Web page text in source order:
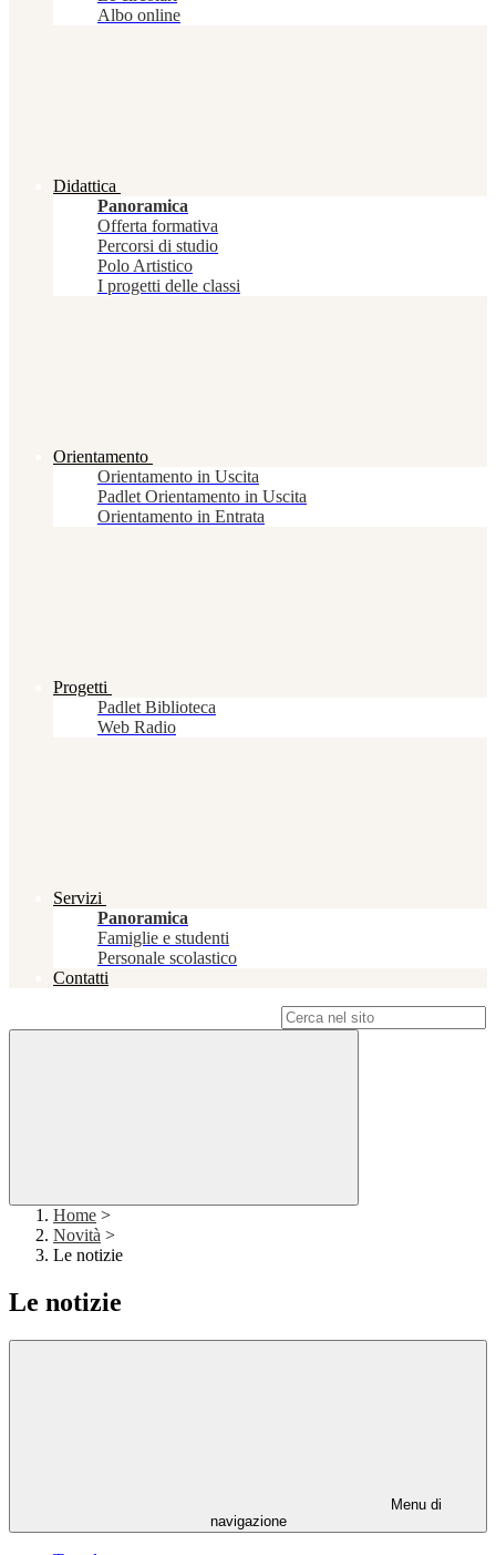
Albo online
Didattica
Panoramica
Offerta formativa
Percorsi di studio
Polo Artistico
I progetti delle classi
Orientamento
Orientamento in Uscita
Padlet Orientamento in Uscita
Orientamento in Entrata
Progetti
Padlet Biblioteca
Web Radio
Servizi
Panoramica
Famiglie e studenti
Personale scolastico
Contatti
Home >
Novità >
Le notizie
Le notizie
Menu di
navigazione